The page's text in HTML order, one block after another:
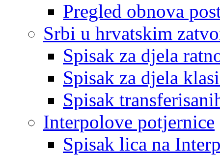
Pregled obnova
Srbi u hrvatskim
Spisak za djela
Spisak za djela
Spisak
Interpolove potjernice
Spisak lica na